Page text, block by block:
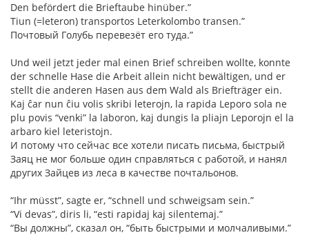
Den befördert die Brieftaube hinüber.”
Tiun (=leteron) transportos Leterkolombo transen.”
Почтовый Голубь перевезёт его туда.”
Und weil jetzt jeder mal einen Brief schreiben wollte, konnte
der schnelle Hase die Arbeit allein nicht bewältigen, und er
stellt die anderen Hasen aus dem Wald als Briefträger ein.
Kaj ĉar nun ĉiu volis skribi leterojn, la rapida Leporo sola ne
plu povis “venki” la laboron, kaj dungis la pliajn Leporojn el la
arbaro kiel leteristojn.
И потому что сейчас все хотели писать письма, быстрый
Заяц не мог больше один справляться с работой, и нанял
других Зайцев из леса в качестве почтальонов.
“Ihr müsst”, sagte er, “schnell und schweigsam sein.”
“Vi devas”, diris li, “esti rapidaj kaj silentemaj.”
“Вы должны”, сказал он, “быть быстрыми и молчаливыми.”